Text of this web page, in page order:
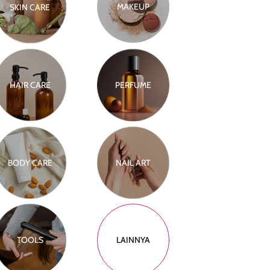
SKIN CARE MAKEUP
HAIR CARE PERFUME
BODY CARE NAIL ART
TOOLS LAINNYA